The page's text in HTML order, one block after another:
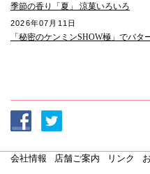
季節の香り「夏」 涼菓いろいろ
2026年07月11日
「秘密のケンミンSHOW極」でバタ
会社情報 店舗ご案内 リンク